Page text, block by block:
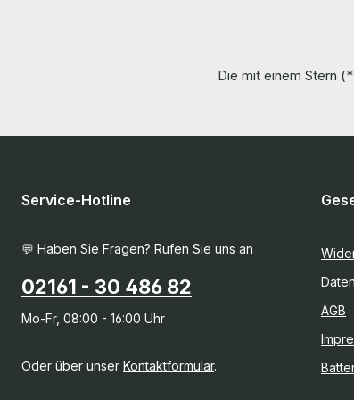
Die mit einem Stern
Service-Hotline
💬 Haben Sie Fragen? Rufen Sie uns an
02161 - 30 486 82
Mo-Fr, 08:00 - 16:00 Uhr
Oder über unser Kontaktformular.
AGB